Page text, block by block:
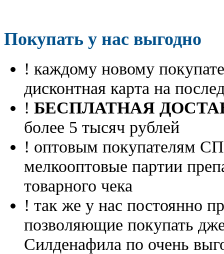
Покупать у нас выгодно
! каждому новому
дисконтная карта на
! БЕСПЛАТНАЯ
более 5 тысяч рублей
! оптовым покупателям
мелкооптовые партии
товарного чека
! так же у нас постоянно
позволяющие покупать
Силденафила по очень